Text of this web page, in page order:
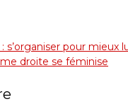
s’organiser pour mieux
droite se féminise